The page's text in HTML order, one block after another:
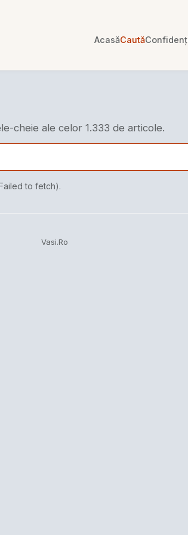
AcasăCaută
cheie ale celor 1.333 de articole.
to fetch).
Vasi.Ro